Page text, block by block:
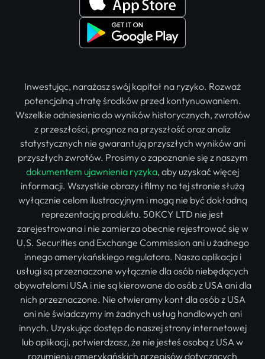
Inwestując, narażasz swój kapitał na ryzyko. Rozważ
potencjalną utratę środków przed kontynuowaniem.
Wszelkie odniesienia do wyników historycznych, zwrotów
z przeszłości, prognoz na przyszłość oraz analiz
statystycznych nie gwarantują przyszłych wyników ani
przyszłych zwrotów. Prosimy o zapoznanie się z naszym
dokumentem ujawnienia ryzyka, aby uzyskać więcej
informacji. Wszystkie obrazy i filmy na tej stronie służą
wyłącznie celom ilustracyjnym i mogą nie być dokładną
reprezentacją produktu. 50KCY LTD nie jest
zarejestrowana i nie zamierza obecnie rejestrować się w
U.S. Securities and Exchange Commission ani u żadnego
innego amerykańskiego regulatora. Nasza aplikacja i
usługi są przeznaczone wyłącznie dla osób niebędących
obywatelami USA i nie są kierowane do osób z USA ani dla
nich przeznaczone. Nie otwieramy kont dla osób z USA
ani nie świadczymy im żadnych usług handlowych ani
innych. Uzyskując dostęp do naszej strony internetowej
lub aplikacji, potwierdzasz, że nie jesteś osobą z USA w
rozumieniu amerykańskich przepisów dotyczących